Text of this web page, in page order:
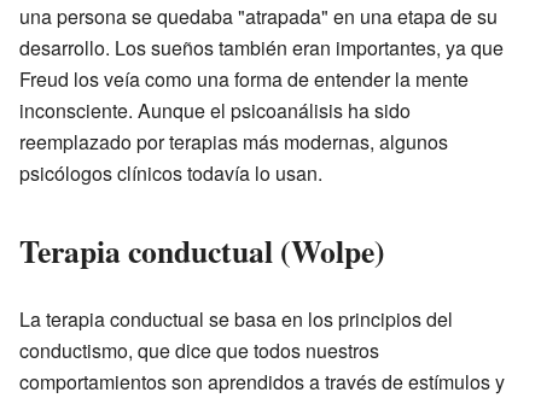
una persona se quedaba "atrapada" en una etapa de su
desarrollo. Los sueños también eran importantes, ya que
Freud los veía como una forma de entender la mente
inconsciente. Aunque el psicoanálisis ha sido
reemplazado por terapias más modernas, algunos
psicólogos clínicos todavía lo usan.
Terapia conductual (Wolpe)
La terapia conductual se basa en los principios del
conductismo, que dice que todos nuestros
comportamientos son aprendidos a través de estímulos y